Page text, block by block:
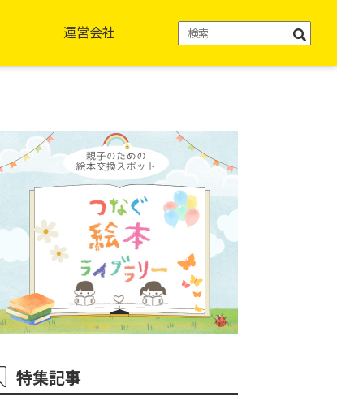
運営会社
特集記事